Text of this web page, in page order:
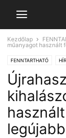
Kezdőlap
műanyagot használt
FENNTARTHATÓ